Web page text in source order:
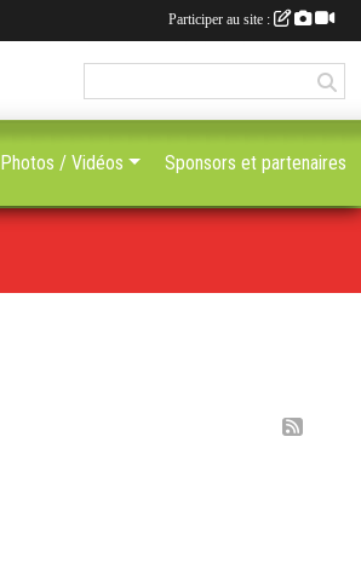
Photos / Vidéos Sponsors et partenaires
Participer au site :